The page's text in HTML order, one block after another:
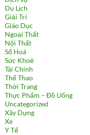
Du Lịch
Giải Trí
Giáo Dục
Ngoại Thất
Nội Thất
Số Hoá
Sức Khoẻ
Tài Chính
Thể Thao
Thời Trang
Thực Phẩm – Đồ Uống
Uncategorized
Xây Dựng
Xe
Y Tế